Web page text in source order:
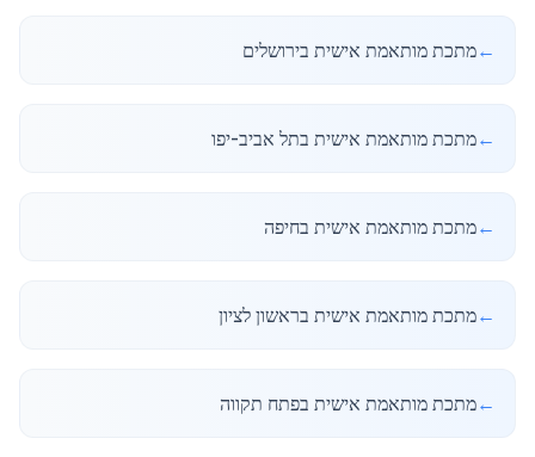
←מתכת מותאמת אישית בירושלים
←מתכת מותאמת אישית בתל אביב-יפו
←מתכת מותאמת אישית בחיפה
←מתכת מותאמת אישית בראשון לציון
←מתכת מותאמת אישית בפתח תקווה